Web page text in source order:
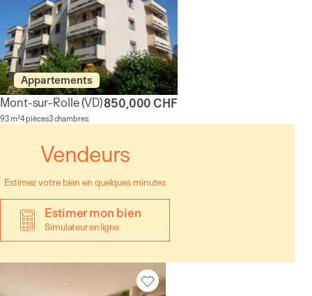
Appartements
Mont-sur-Rolle (VD)
93 m²4 pièces3 chambres
850,000 CHF
Vendeurs
Estimez votre bien en quelques minutes
Estimer mon bien
Simulateur en ligne